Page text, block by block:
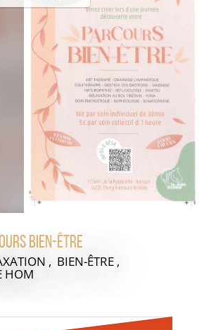
bien-être
, BIEN-ÊTRE ,
HOM